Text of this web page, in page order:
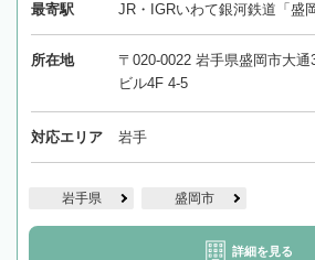
最寄駅 JR・IGRいわて銀河鉄道「盛
所在地
〒020-0022 岩手県盛岡市大
ビル4F 4-5
対応エリア 岩手
岩手県 盛岡市
詳細を見る